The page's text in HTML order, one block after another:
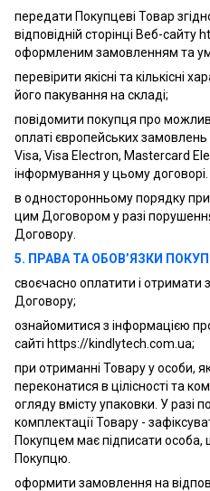
передати Покупцеві Товар
відповідній сторінці Веб-
оформленим замовленням та
перевірити якісні та кількісні
його пакування на складі;
повідомити покупця про
оплаті європейських
Visa, Visa Electron, Mastercard
інформування у цьому договорі.
в односторонньому порядку
цим Договором у разі
Договору.
5. ПРАВА ТА ОБОВ’ЯЗКИ
своєчасно оплатити і
Договору;
ознайомитися з інформацією
сайті https://kindlytech.com.ua;
при отриманні Товару у особи,
переконатися в цілісності та
огляду вмісту упаковки. У разі
комплектації Товару -
Покупцем має підписати особа,
Покупцю.
оформити замовлення на